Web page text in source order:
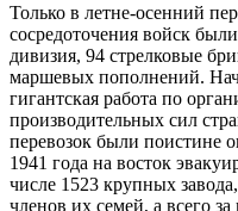
Только в летне-осенний
сосредоточения войск
дивизия, 94 стрелковые
маршевых пополнений.
гигантская работа по
производительных сил
перевозок были поистине
1941 года на восток
числе 1523 крупных
членов их семей, а всего